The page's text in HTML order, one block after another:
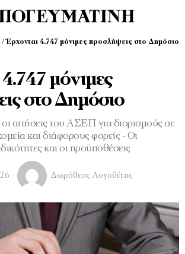
/Έρχονται 4.747 μόνιμες προσλήψεις στο Δημόσιο
μόνιμες
στο Δημόσιο
αιτήσεις του ΑΣΕΠ για διορισμούς σε
και διάφορους φορείς - Οι
και οι προϋποθέσεις
Δωρόθεος Λογοθέτης